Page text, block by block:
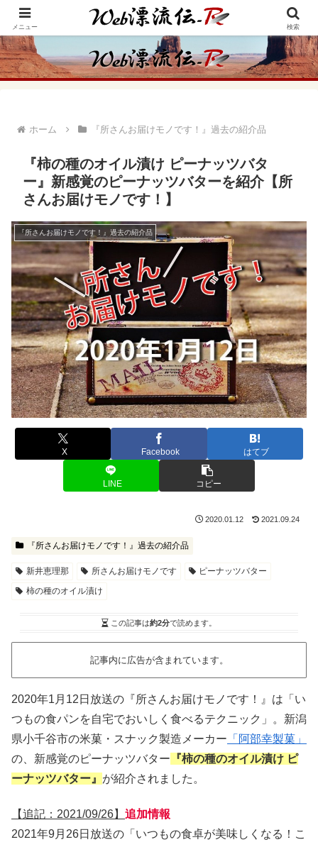
アメリカ・インディアンの思想・生き方からの学びをメインに、趣味や経験則
からの情報を発信
ホーム 『所さんお届けモノです！』過去の紹介品
『柿の種のオイル漬け ピーナッツバタ
ー』新感覚のピーナッツバターを紹介【所
さんお届けモノです！】
『所さんお届けモノです！』過去の紹介品
X Facebook はてブ
LINE コピー
2020.01.12 2021.09.24
『所さんお届けモノです！』過去の紹介品
新井恵理那 所さんお届けモノです
ピーナッツバター
柿の種のオイル漬け
この記事は約2分で読めます。
記事内に広告が含まれています。
2020年1月12日放送の『所さんお届けモノです！』は「い
つもの食パンを自宅でおいしく食べるテクニック」。新潟
県小千谷市の米菓・スナック製造メーカー 「阿部幸製菓」
の、新感覚のピーナッツバター 『柿の種のオイル漬け ピ
ーナッツバター』 が紹介されました。
【追記：2021/09/26】 追加情報
2021年9月26日放送の「いつもの食卓が美味しくなる！こ
メニュー 検索